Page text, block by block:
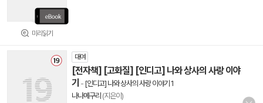
미리읽기
대여
[전자책] [고화질] [인디고] 나와 상사의 사랑 이야
기 - [인디고] 나와 상사의 사랑 이야기 1
나나메구리 (지은이)